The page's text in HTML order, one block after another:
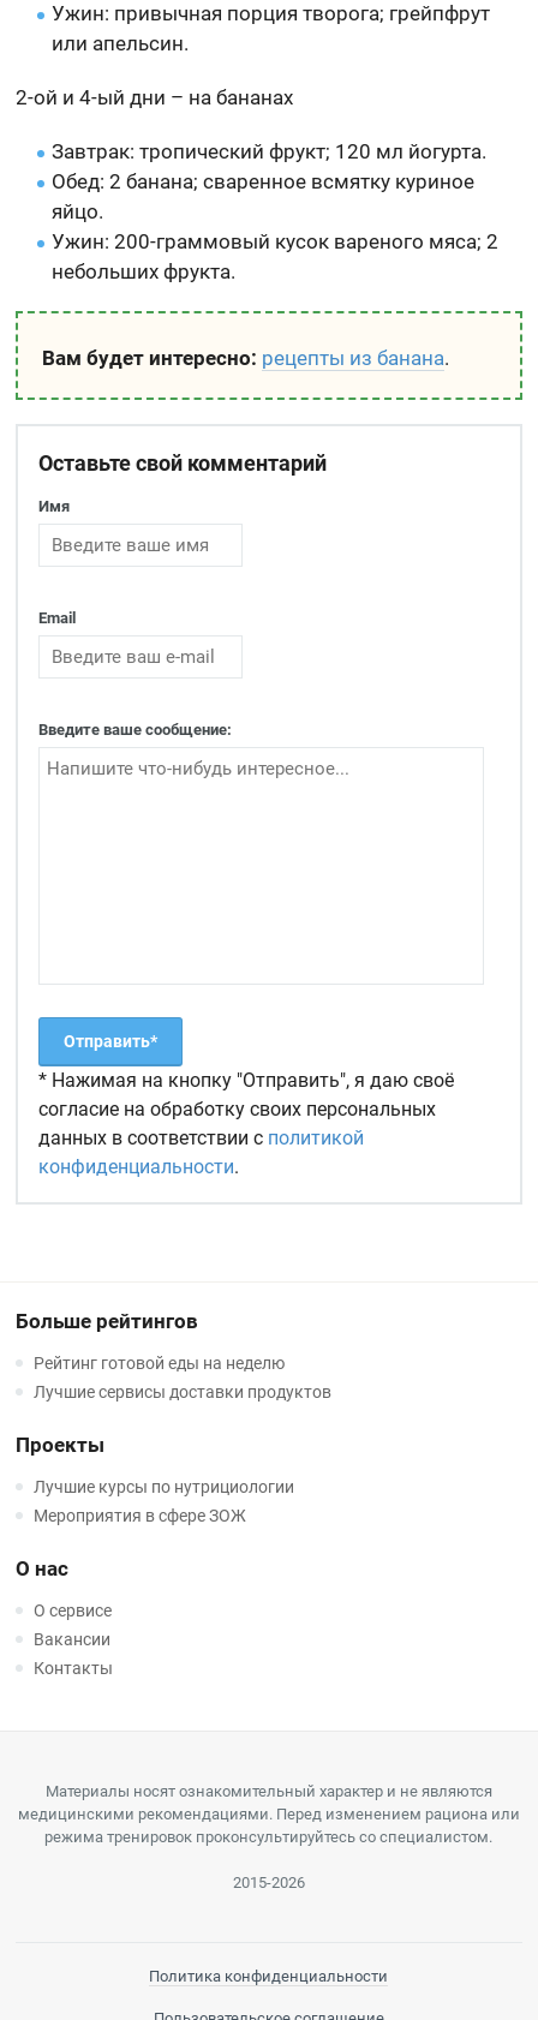
Ужин: привычная порция творога; грейпфрут
или апельсин.
2-ой и 4-ый дни – на бананах
Завтрак: тропический фрукт; 120 мл йогурта.
Обед: 2 банана; сваренное всмятку куриное
яйцо.
Ужин: 200-граммовый кусок вареного мяса; 2
небольших фрукта.
Вам будет интересно: рецепты из банана.
Оставьте свой комментарий
Имя
Email
Введите ваше сообщение:
* Нажимая на кнопку "Отправить", я даю своё
согласие на обработку своих персональных
данных в соответствии с политикой
конфиденциальности.
Больше рейтингов
Рейтинг готовой еды на неделю
Лучшие сервисы доставки продуктов
Проекты
Лучшие курсы по нутрициологии
Мероприятия в сфере ЗОЖ
О нас
О сервисе
Вакансии
Контакты
Материалы носят ознакомительный характер и не являются
медицинскими рекомендациями. Перед изменением рациона или
режима тренировок проконсультируйтесь со специалистом.
2015-2026
Политика конфиденциальности